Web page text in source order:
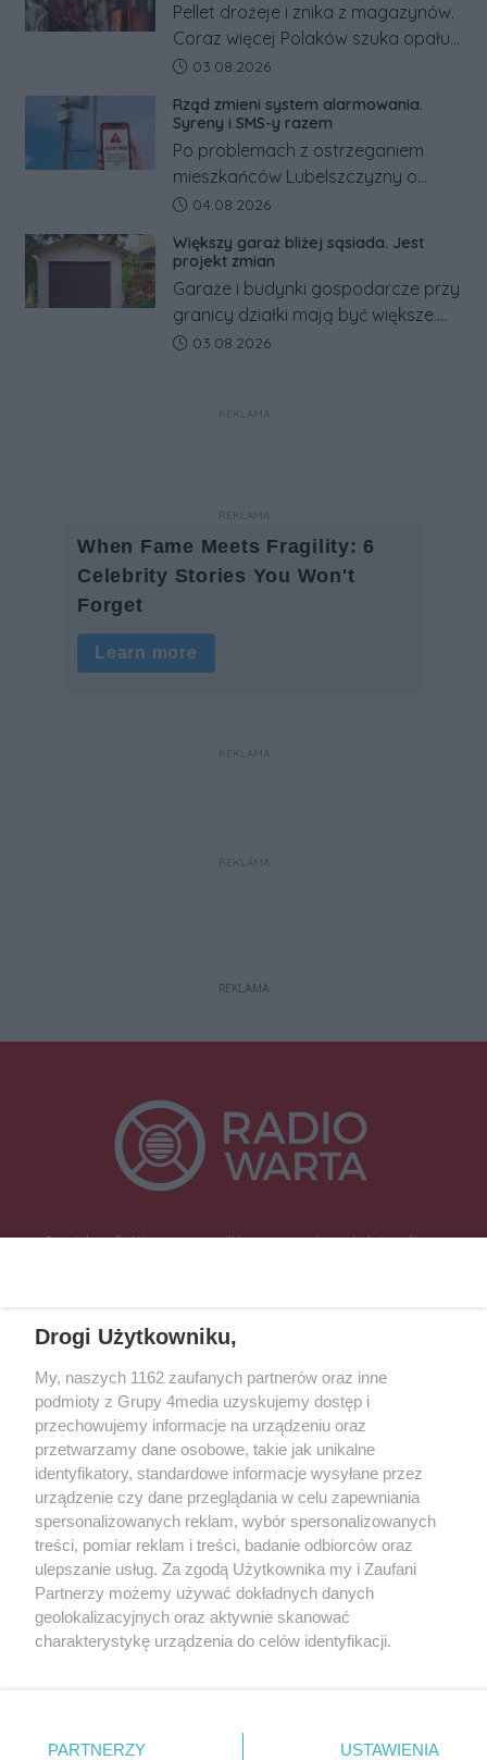
Pellet drożeje i znika z magazynów.
Coraz więcej Polaków szuka opału
za granicą, gdzie bywa nawet
Co się dzieje?
Data dodania artykułu:
03.08.2026
Rząd zmieni system alarmowania.
Syreny i SMS-y razem
Po problemach z ostrzeganiem
mieszkańców Lubelszczyzny o
rosyjskim zagrożeniu rząd
alarmowych, alertów RCB i aplikacji
w jeden system.
Data dodania artykułu:
04.08.2026
Większy garaż bliżej sąsiada. Jest
projekt zmian
Garaże i budynki gospodarcze przy
granicy działki mają być większe.
Projekt zaostrza też zasady
Data dodania artykułu:
03.08.2026
REKLAMA
REKLAMA
REKLAMA
REKLAMA
REKLAMA
Specjalnie dla Was postanowiliśmy stworzyć rozgłośnię radiową
Śrem, Jarocin, Gniezno, Ostrów Wlkp.).
Kontakt Reklama Patronat
Dane firmowe
Regulamin serwisu i ogłoszeń drobnych
Regulamin konkursów
Polityka prywatności
Przetwarzanie danych osobowych
Zapisz się do newslettera
Dołącz do grona ludzi najlepiej poinformowanych!
Zapisz się »
Drogi Użytkowniku,
My, naszych 1162 zaufanych partnerów oraz inne
podmioty z Grupy 4media uzyskujemy dostęp i
przechowujemy informacje na urządzeniu oraz
przetwarzamy dane osobowe, takie jak unikalne
identyfikatory, standardowe informacje wysyłane przez
urządzenie czy dane przeglądania w celu zapewniania
spersonalizowanych reklam, wybór spersonalizowanych
treści, pomiar reklam i treści, badanie odbiorców oraz
ulepszanie usług. Za zgodą Użytkownika my i Zaufani
Partnerzy możemy używać dokładnych danych
geolokalizacyjnych oraz aktywnie skanować
charakterystykę urządzenia do celów identyfikacji.
zmienić/wycofać klikając przycisk ustawień prywatności
PARTNERZY USTAWIENIA